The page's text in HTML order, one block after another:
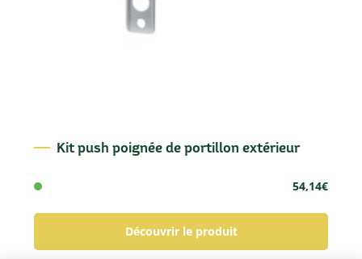
Kit push poignée de portillon extérieur
54,14€
Découvrir le produit